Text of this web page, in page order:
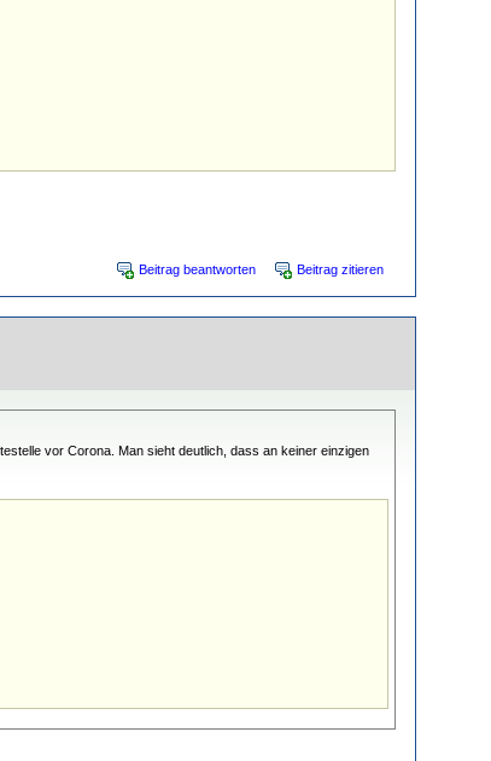
Beitrag beantworten Beitrag zitieren
vor Corona. Man sieht deutlich, dass an keiner einzigen